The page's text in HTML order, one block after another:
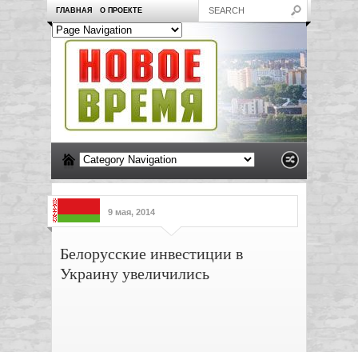
ГЛАВНАЯ О ПРОЕКТЕ
9 мая, 2014
Белорусские инвестиции в
Украину увеличились